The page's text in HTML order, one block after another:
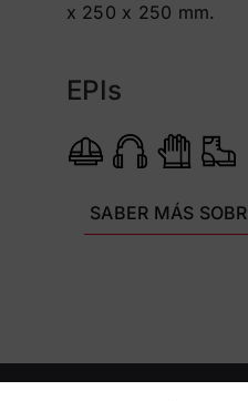
x 250 x 250 mm.
EPIs
SABER MÁS